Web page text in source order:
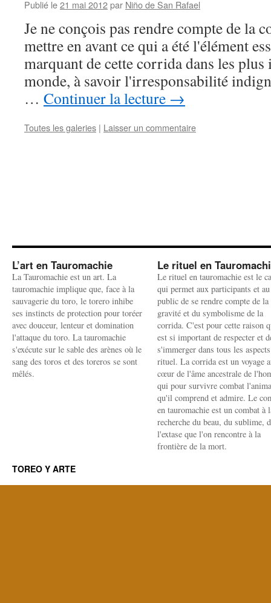
Publié le21 mai 2012par Niño de San Rafael
Je ne conçois pas rendre compte de la
mettre en avant ce qui a été l'élément
marquant de cette corrida dans les
monde, à savoir l'irresponsabilité
… Continuer la lecture →
Toutes les galeries | Laisser un commentaire
L’art en Tauromachie
La Tauromachie est un art. La
tauromachie implique que, face à la
sauvagerie du toro, le torero inhibe
ses instincts de protection pour toréer
avec douceur, lenteur et domination
l'attaque du toro. La tauromachie
s'exécute sur le sable des arènes où le
sang des toros et des toreros se sont
mêlés.
Le rituel en
Le rituel en tauromachie est le
qui permet aux participants et au
public de se rendre compte de la
gravité et du symbolisme de la
corrida. C'est pour cette raison
est si important de respecter et
s'immerger dans tous les
rituel. La corrida est un voyage
cœur de l'âme ancestrale de
qui pour survivre combat
qu'il comprend et admire. Le
en tauromachie est un combat à
recherche du beau, du sublime,
l'extase que l'on rencontre à la
frontière de la mort.
TOREO Y ARTE